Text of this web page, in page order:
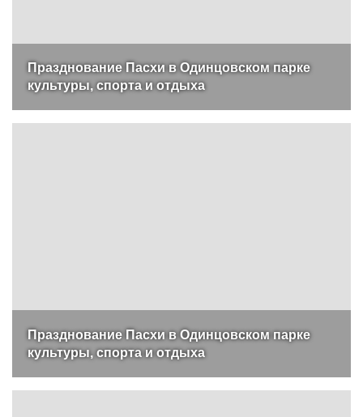
Празднование Пасхи в Одинцовском парке
культуры, спорта и отдыха
Празднование Пасхи в Одинцовском парке
культуры, спорта и отдыха